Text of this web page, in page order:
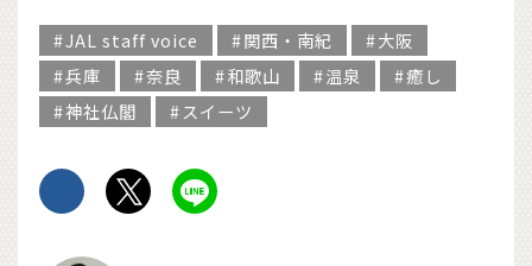
JAL staff voice 関西・南紀
大阪
兵庫
奈良 和歌山 温泉
癒し
神社仏閣
スイーツ